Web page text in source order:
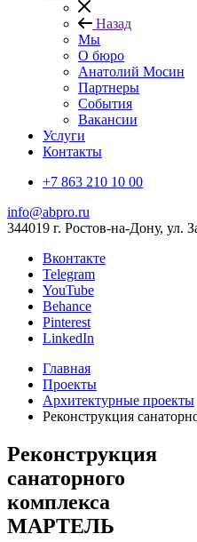
Назад
Мы
О бюро
Анатолий Мосин
Партнеры
События
Вакансии
Услуги
Контакты
+7 863 210 10 00
info@abpro.ru
344019 г. Ростов-на-Дону, ул.
Вконтакте
Telegram
YouTube
Behance
Pinterest
LinkedIn
Главная
Проекты
Архитектурные проекты
Реконструкция
Реконструкция
санаторного
комплекса
МАРТЕЛЬ